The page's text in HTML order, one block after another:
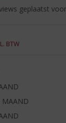
geplaatst
BTW
MAAND